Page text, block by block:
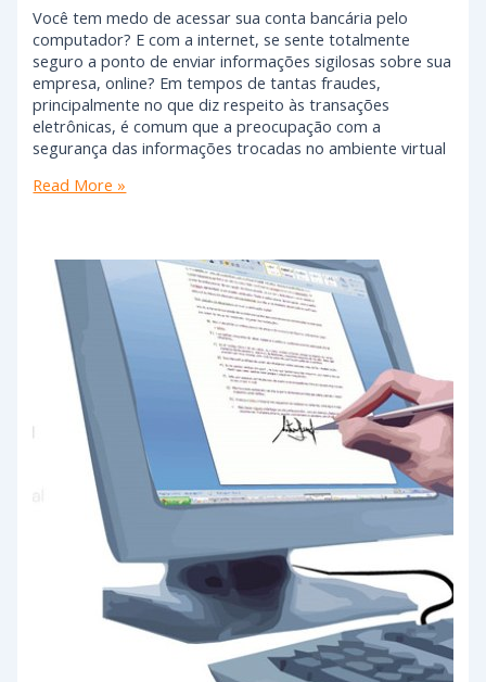
Você tem medo de acessar sua conta bancária pelo
computador? E com a internet, se sente totalmente
seguro a ponto de enviar informações sigilosas sobre sua
empresa, online? Em tempos de tantas fraudes,
principalmente no que diz respeito às transações
eletrônicas, é comum que a preocupação com a
segurança das informações trocadas no ambiente virtual
Read More »